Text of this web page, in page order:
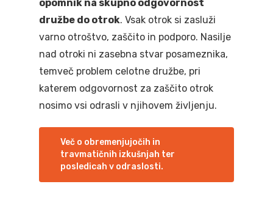
opomnik na skupno odgovornost
družbe do otrok. Vsak otrok si zasluži
varno otroštvo, zaščito in podporo. Nasilje
nad otroki ni zasebna stvar posameznika,
temveč problem celotne družbe, pri
katerem odgovornost za zaščito otrok
nosimo vsi odrasli v njihovem življenju.
Več o obremenjujočih in
travmatičnih izkušnjah ter
posledicah v odraslosti.